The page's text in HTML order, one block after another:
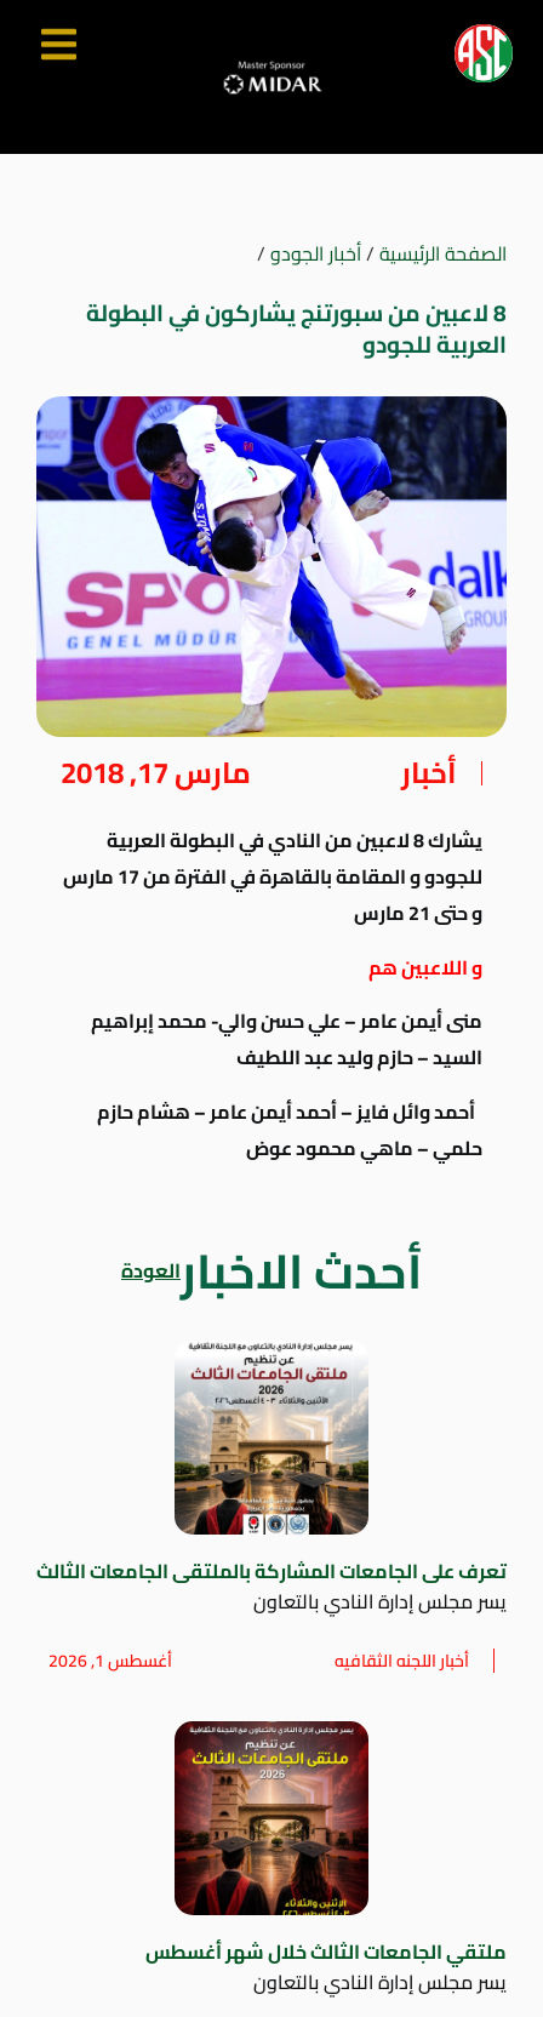
الصفحة الرئيسية/أخبار الجودو/
8 لاعبين من سبورتنج يشاركون في البطولة
العربية للجودو
أخبار مارس 17, 2018
يشارك 8 لاعبين من النادي في البطولة العربية
للجودو و المقامة بالقاهرة في الفترة من 17 مارس
و حتى 21 مارس
و اللاعبين هم
منى أيمن عامر – علي حسن والي- محمد إبراهيم
السيد – حازم وليد عبد اللطيف
أحمد وائل فايز – أحمد أيمن عامر – هشام حازم
حلمي – ماهي محمود عوض
أحدث الاخبارالعودة
تعرف على الجامعات المشاركة بالملتقى الجامعات الثالث
يسر مجلس إدارة النادي بالتعاون
أخبار اللجنه الثقافيه أغسطس 1, 2026
ملتقي الجامعات الثالث خلال شهر أغسطس
يسر مجلس إدارة النادي بالتعاون